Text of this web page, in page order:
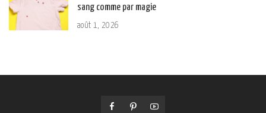
sang comme par magie
août 1, 2026